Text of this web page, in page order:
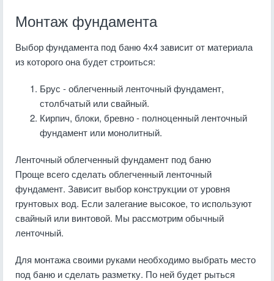
Монтаж фундамента
Выбор фундамента под баню 4х4 зависит от материала
из которого она будет строиться:
Брус - облегченный ленточный фундамент,
столбчатый или свайный.
Кирпич, блоки, бревно - полноценный ленточный
фундамент или монолитный.
Ленточный облегченный фундамент под баню
Проще всего сделать облегченный ленточный
фундамент. Зависит выбор конструкции от уровня
грунтовых вод. Если залегание высокое, то используют
свайный или винтовой. Мы рассмотрим обычный
ленточный.
Для монтажа своими руками необходимо выбрать место
под баню и сделать разметку. По ней будет рыться